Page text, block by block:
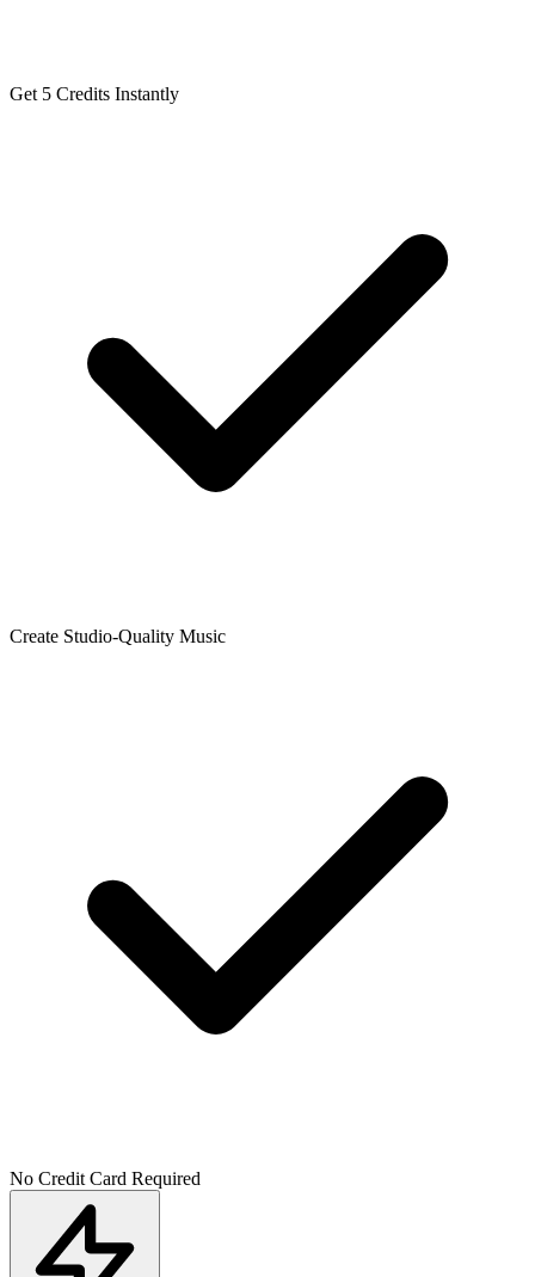
Get 5 Credits Instantly
Create Studio-Quality Music
No Credit Card Required